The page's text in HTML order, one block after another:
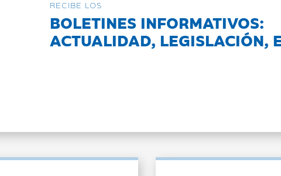
RECIBE LOS
BOLETINES INFORMATIVOS:
ACTUALIDAD, LEGISLACIÓN,